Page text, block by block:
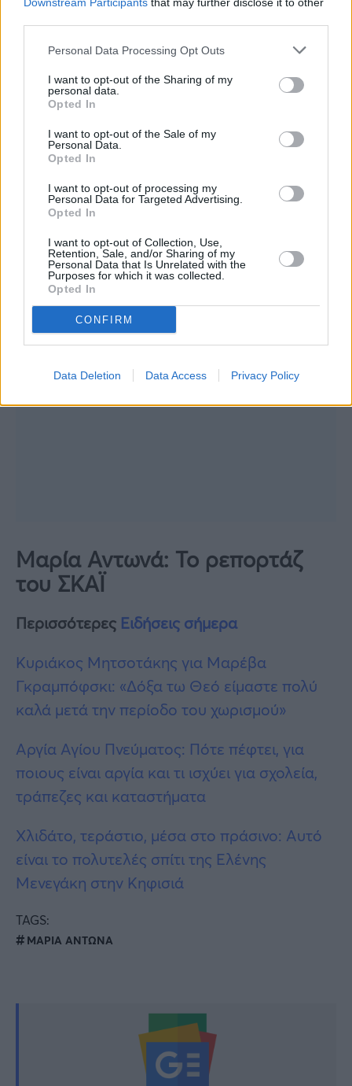
Personal Data Processing Opt Outs
I want to opt-out of the Sharing of my
personal data.
Opted In
I want to opt-out of the Sale of my
Personal Data.
Opted In
I want to opt-out of processing my
Personal Data for Targeted Advertising.
Opted In
I want to opt-out of Collection, Use,
Retention, Sale, and/or Sharing of my
Personal Data that Is Unrelated with the
Purposes for which it was collected.
Opted In
CONFIRM
Data Deletion Data Access Privacy Policy
Μαρία Αντωνά: Το ρεπορτάζ
του ΣΚΑΪ
Περισσότερες Ειδήσεις σήμερα
Κυριάκος Μητσοτάκης για Μαρέβα
Γκραμπόφσκι: «Δόξα τω Θεό είμαστε πολύ
καλά μετά την περίοδο του χωρισμού»
Αργία Αγίου Πνεύματος: Πότε πέφτει, για
ποιους είναι αργία και τι ισχύει για σχολεία,
τράπεζες και καταστήματα
Χλιδάτο, τεράστιο, μέσα στο πράσινο: Αυτό
είναι το πολυτελές σπίτι της Ελένης
Μενεγάκη στην Κηφισιά
TAGS:
ΜΑΡΙΑ ΑΝΤΩΝΑ